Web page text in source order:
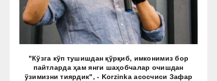
"Кўзга кўп тушишдан қўрқиб, имконимиз бор
пайтларда ҳам янги шаҳобчалар очишдан
ўзимизни тиярдик", - Korzinka асосчиси Зафар